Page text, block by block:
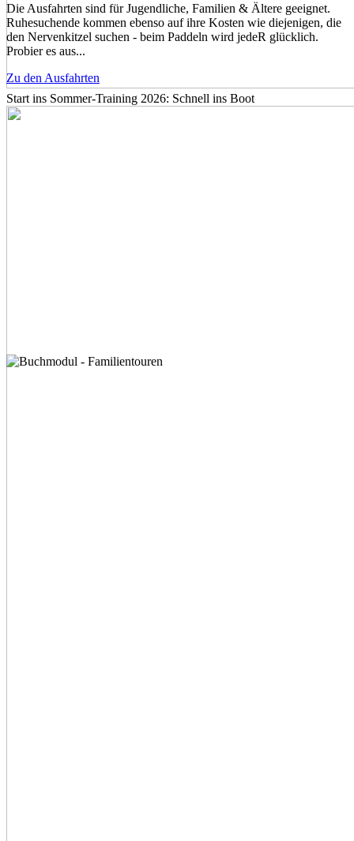
Start ins Sommer-Training 2026: Schnell ins Boot
Die Ausfahrten sind für Jugendliche, Familien & Ältere geeignet.
Ruhesuchende kommen ebenso auf ihre Kosten wie diejenigen, die
den Nervenkitzel suchen - beim Paddeln wird jedeR glücklich.
Probier es aus...
Zu den Ausfahrten